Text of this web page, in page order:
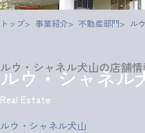
ルウ・シャネル
Real Estate
トップ 事業紹介 不動産部門 ル
ルウ・シャネル犬山の店舗
ルウ・シャネル犬山